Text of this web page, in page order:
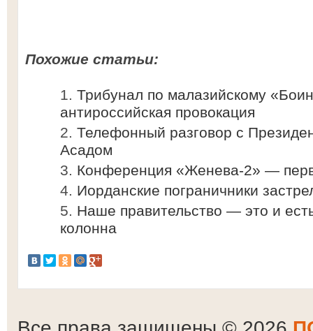
Похожие статьи:
Трибунал по малазийскому
антироссийская провокация
Телефонный разговор с
Асадом
Конференция «Женева-2» —
Иорданские пограничники
Наше правительство — это и
колонна